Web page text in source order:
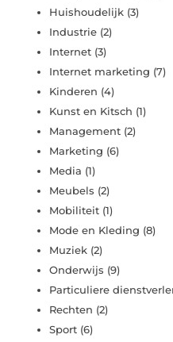
Huishoudelijk (3)
Industrie (2)
Internet (3)
Internet marketing (7)
Kinderen (4)
Kunst en Kitsch (1)
Management (2)
Marketing (6)
Media (1)
Meubels (2)
Mobiliteit (1)
Mode en Kleding (8)
Muziek (2)
Onderwijs (9)
Particuliere
Rechten (2)
Sport (6)